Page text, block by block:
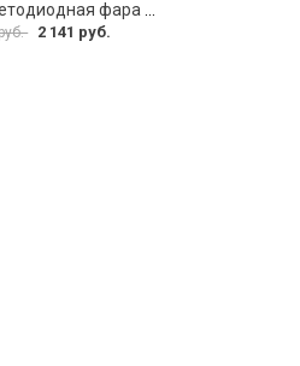
2 141 руб.